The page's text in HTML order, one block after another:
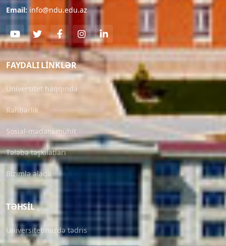
Email: info@ndu.edu.az
FAYDALI LINKLƏR
Universitet haqqında
Rəhbərlik
Sosial-mədəni mühit
Tələbə təşkilatları
Bizimlə əlaqə
TƏHSIL
Universitetimizdə tədris